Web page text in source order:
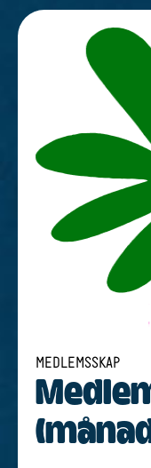
MEDLEMSSKAP